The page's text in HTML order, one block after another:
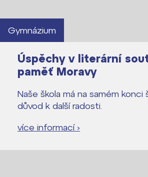
Gymnázium
Úspěchy v literární
paměť Moravy
Naše škola má na samém konci
důvod k další radosti.
více informací ›